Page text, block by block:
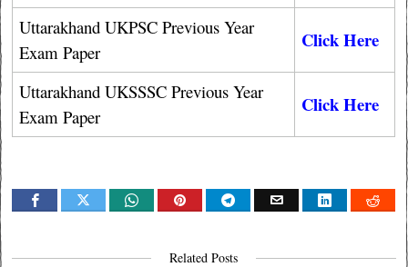
Uttarakhand UKPSC Previous Year
Exam Paper
Click Here
Uttarakhand UKSSSC Previous Year
Exam Paper
Click Here
Related Posts